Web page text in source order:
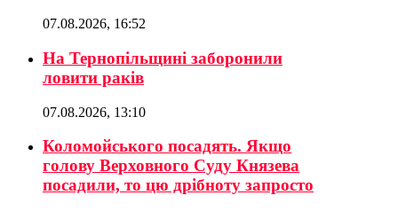
07.08.2026, 16:52
На Тернопільщині заборонили
ловити раків
07.08.2026, 13:10
Коломойського посадять. Якщо
голову Верховного Суду Князева
посадили, то цю дрібноту запросто